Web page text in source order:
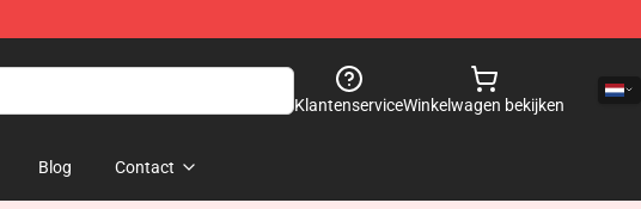
KlantenserviceWinkelwagen bekijken
Blog Contact